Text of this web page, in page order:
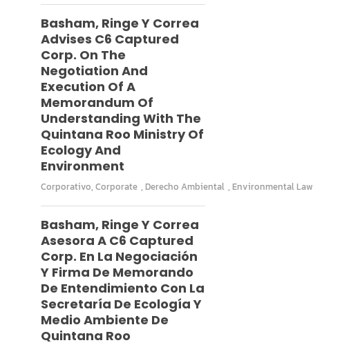
Basham, Ringe Y Correa
Advises C6 Captured
Corp. On The
Negotiation And
Execution Of A
Memorandum Of
Understanding With The
Quintana Roo Ministry Of
Ecology And
Environment
Corporativo, Corporate , Derecho Ambiental , Environmental Law
Basham, Ringe Y Correa
Asesora A C6 Captured
Corp. En La Negociación
Y Firma De Memorando
De Entendimiento Con La
Secretaría De Ecología Y
Medio Ambiente De
Quintana Roo